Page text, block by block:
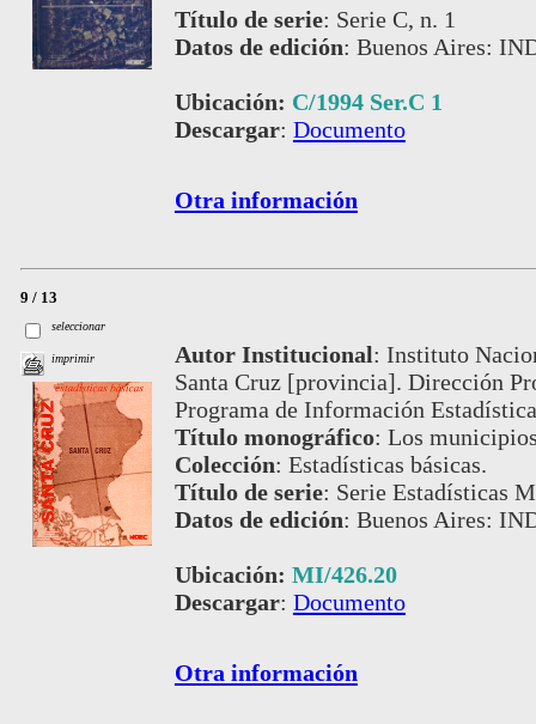
Título de serie: Serie C, n. 1
Datos de edición: Buenos Aires:
Ubicación: C/1994 Ser.C 1
Descargar: Documento
Otra información
9 / 13
seleccionar
imprimir Autor Institucional: Instituto
Santa Cruz [provincia]. Dirección
Programa de Información
Título monográfico: Los
Colección: Estadísticas básicas.
Título de serie: Serie Estadísticas
Datos de edición: Buenos Aires:
Ubicación: MI/426.20
Descargar: Documento
Otra información